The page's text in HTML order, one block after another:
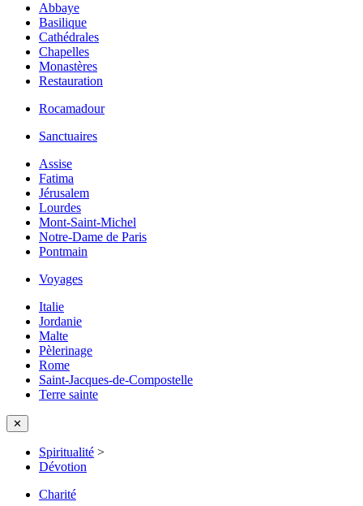
Abbaye
Basilique
Cathédrales
Chapelles
Monastères
Restauration
Rocamadour
Sanctuaires
Assise
Fatima
Jérusalem
Lourdes
Mont-Saint-Michel
Notre-Dame de Paris
Pontmain
Voyages
Italie
Jordanie
Malte
Pèlerinage
Rome
Saint-Jacques-de-Compostelle
Terre sainte
✕
Spiritualité >
Dévotion
Charité